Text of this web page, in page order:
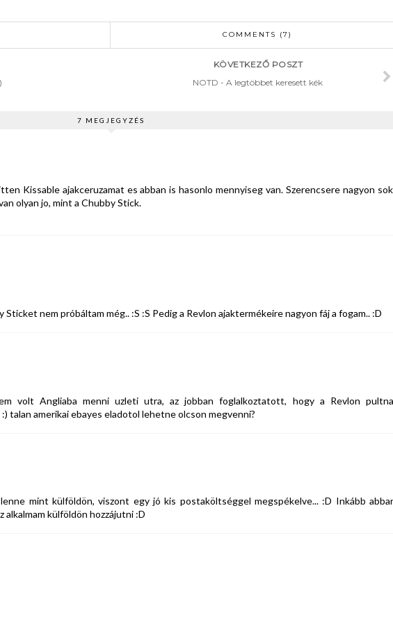
COMMENTS (7)
KÖVETKEZŐ POSZT
NOTD - A legtöbbet keresett kék
7 MEGJEGYZÉS
Kissable ajakceruzamat es abban is hasonlo mennyiseg van. Szerencsere nagyon
olyan jo, mint a Chubby Stick.
Sticket nem próbáltam még.. :S :S Pedig a Revlon ajaktermékeire nagyon fáj a fogam.. :D
volt Angliaba menni uzleti utra, az jobban foglalkoztatott, hogy a Revlon
talan amerikai ebayes eladotol lehetne olcson megvenni?
mint külföldön, viszont egy jó kis postaköltséggel megspékelve... :D Inkább
alkalmam külföldön hozzájutni :D